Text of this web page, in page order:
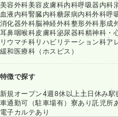
美容外科美容皮膚科内科呼吸器内科
血液内科腎臓内科糖尿病内科外科呼
消化器外科脳神経外科整形外科形成
耳鼻咽喉科皮膚科泌尿器科精神科・
リウマチ科リハビリテーション科ア
緩和医療科（ホスピス）
特徴で探す
新規オープン4週8休以上 土日休み駅
車通勤可（駐車場有） 寮あり託児所
電子カルテあり